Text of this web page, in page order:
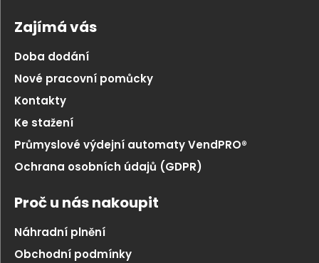
Zajímá vás
Doba dodání
Nové pracovní pomůcky
Kontakty
Ke stažení
Průmyslové výdejní automaty VendPRO®
Ochrana osobních údajů (GDPR)
Proč u nás nakoupit
Náhradní plnění
Obchodní podmínky